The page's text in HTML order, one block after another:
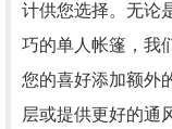
计供您选择。无论
巧的单人帐篷，我
您的喜好添加额外
层或提供更好的通